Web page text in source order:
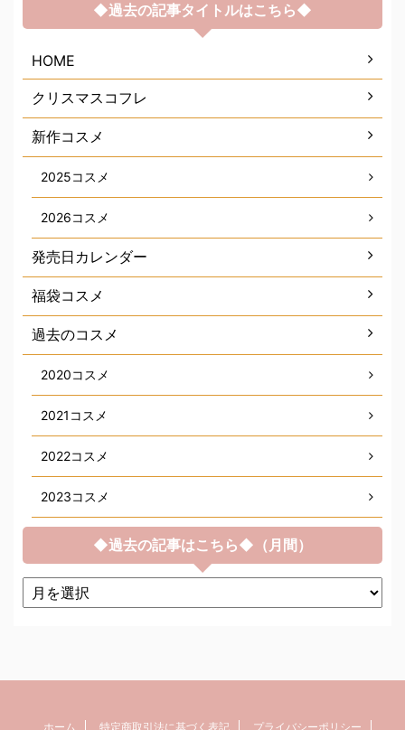
◆過去の記事タイトルはこちら◆
HOME
クリスマスコフレ
新作コスメ
2025コスメ
2026コスメ
発売日カレンダー
福袋コスメ
過去のコスメ
2020コスメ
2021コスメ
2022コスメ
2023コスメ
◆過去の記事はこちら◆（月間）
ホーム 特定商取引法に基づく表記 プライバシーポリシー